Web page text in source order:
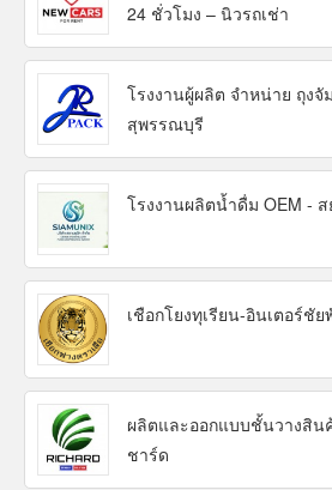
24 ชั่วโมง – นิวรถเช่า
โรงงานผู้ผลิต จำหน่าย ถุง
สุพรรณบุรี
โรงงานผลิตน้ำดื่ม OEM -
เชือกโยงทุเรียน-อินเตอร์ชั
ผลิตและออกแบบชั้นวางสิน
ชาร์ด